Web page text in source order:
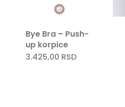
Bye Bra – Push-
up korpice
3.425,00 RSD